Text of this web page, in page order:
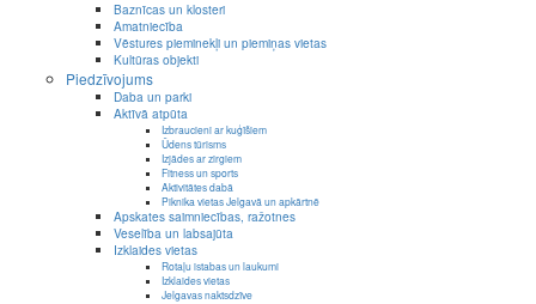
Baznīcas un klosteri
Amatniecība
Vēstures pieminekļi un piemiņas vietas
Kultūras objekti
Piedzīvojums
Daba un parki
Aktīvā atpūta
Izbraucieni ar kuģīšiem
Ūdens tūrisms
Izjādes ar zirgiem
Fitness un sports
Aktivitātes dabā
Piknika vietas Jelgavā un apkārtnē
Apskates saimniecības, ražotnes
Veselība un labsajūta
Izklaides vietas
Rotaļu istabas un laukumi
Izklaides vietas
Jelgavas naktsdzīve